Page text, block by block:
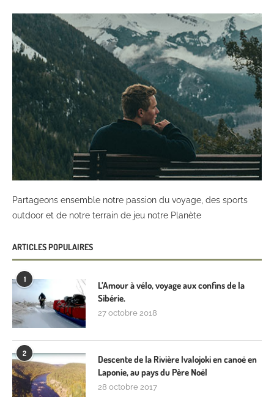
Partageons ensemble notre passion du voyage, des sports
outdoor et de notre terrain de jeu notre Planète
ARTICLES POPULAIRES
1
L’Amour à vélo, voyage aux confins de la
Sibérie.
27 octobre 2018
2
Descente de la Rivière Ivalojoki en canoë en
Laponie, au pays du Père Noël
28 octobre 2017